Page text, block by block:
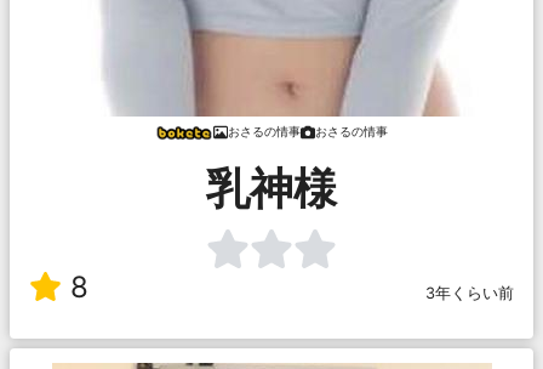
おさるの情事 おさるの情事
乳神様
8 3年くらい前